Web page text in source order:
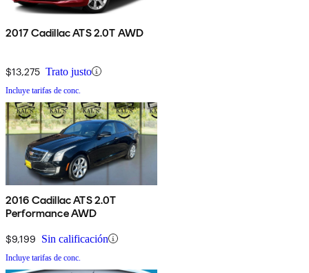
2017 Cadillac ATS 2.0T AWD
$13,275 Trato justo
Incluye tarifas de conc.
2016 Cadillac ATS 2.0T
Performance AWD
$9,199 Sin calificación
Incluye tarifas de conc.